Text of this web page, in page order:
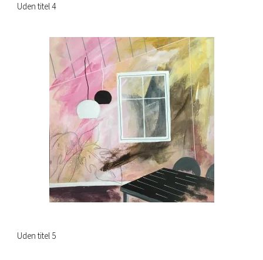
Uden titel 4
Uden titel 5